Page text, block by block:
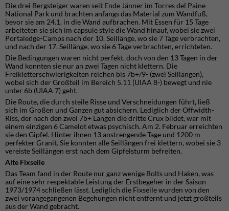
Die drei Bergsteiger waren seit Ende Jänner im Torres del Paine
National Park und brachten anfangs das Material zum Wandfuß,
bevor sie am 24.1. in die Wand aufbrachen. Mit Essen für 15 Tage
arbeiteten sie sich im capsule style die Wand hinauf, wobei sie zwei
Portaledge-Camps nach der 10. Seillänge, wo sie 7 Tage verbrachten,
und nach der 17. Seillänge, wo sie 6 Tage verbrachten, errichteten.
Die Bedingungen waren nicht perfekt, doch von den 13 Tagen in der
Wand konnten sie nur an zwei Tagen nicht klettern. Die
Freikletterschwierigkeiten reichen bis 7b+/9- (zwei Seillängen),
wobei sich der Großteil im Bereich 5.11 (UIAA 8-) bewegt und nie
unter 6b (UIAA 7) geht.
Die Route, die durch steile Risse und Verschneidungen führt, ließ
sich im Großen und Ganzen gut absichern. Lediglich der Offwidth-
Riss, der nach den zwei 7b+ Längen die dritte Crux bildet, war mit
einem einzigen 6 Camelot etwas psychisch. Am 2. Februar erreichten
sie den Gipfel. Hinter ihnen 13 anstrengende Tage und 1200 m
perfekter Granit. Sie konnten alle Seillängen frei klettern, wobei sie 3
vereiste Seillängen erst nach dem Gipfelsturm befreiten.
Alte Fixseile
Das Team fand in der Route nur ganz wenige Bolts und Haken, was
auf eine sehr respektable Leistung der Erstbegeher in der Saison
1973/1974 schließen lässt. Lediglich die Fixseile wurden von den
zwei vorangegangenen Begehungen nicht entfernt und jetzt großteils
aus der Wand gebracht.